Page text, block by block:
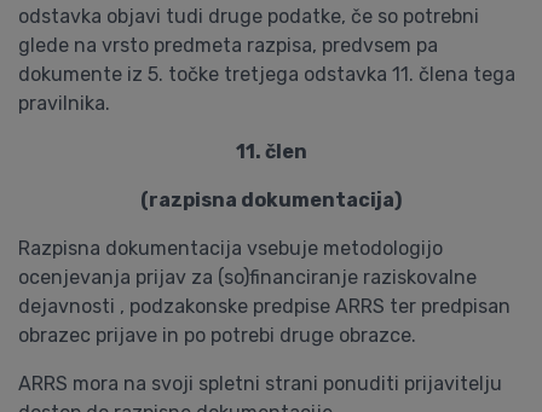
odstavka objavi tudi druge podatke, če so potrebni
glede na vrsto predmeta razpisa, predvsem pa
dokumente iz 5. točke tretjega odstavka 11. člena tega
pravilnika.
11. člen
(razpisna dokumentacija)
Razpisna dokumentacija vsebuje metodologijo
ocenjevanja prijav za (so)financiranje raziskovalne
dejavnosti , podzakonske predpise ARRS ter predpisan
obrazec prijave in po potrebi druge obrazce.
ARRS mora na svoji spletni strani ponuditi prijavitelju